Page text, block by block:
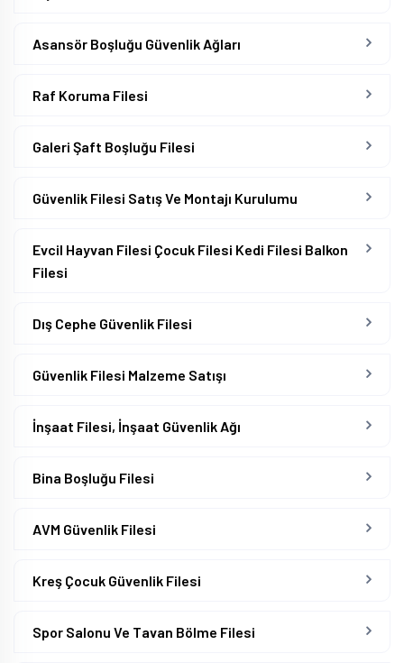
Asansör Boşluğu Güvenlik Ağları
Raf Koruma Filesi
Galeri Şaft Boşluğu Filesi
Güvenlik Filesi Satış Ve Montajı Kurulumu
Evcil Hayvan Filesi Çocuk Filesi Kedi Filesi Balkon
Filesi
Dış Cephe Güvenlik Filesi
Güvenlik Filesi Malzeme Satışı
İnşaat Filesi, İnşaat Güvenlik Ağı
Bina Boşluğu Filesi
AVM Güvenlik Filesi
Kreş Çocuk Güvenlik Filesi
Spor Salonu Ve Tavan Bölme Filesi